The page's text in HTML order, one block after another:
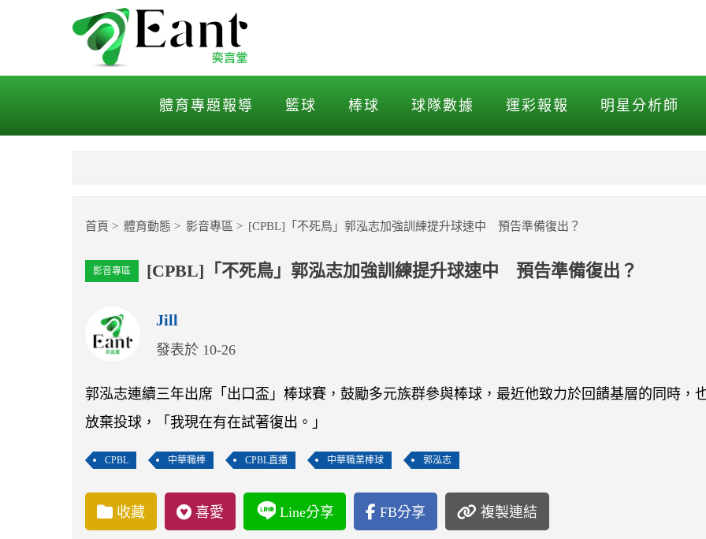
[CPBL]「不死鳥」郭泓志加強訓練提升球速中 預告準
體育專題報導 籃球 棒球 球隊數據 運彩報報 明星分析師
首頁 體育動態 影音專區 [CPBL]「不死鳥」郭泓志加強訓練提升球速中 預告準備復出？
影音專區 [CPBL]「不死鳥」郭泓志加強訓練提升球速中 預告準備復出？
Jill
發表於 10-26
郭泓志連續三年出席「出口盃」棒球賽，鼓勵多元族群參與棒球，最近他致力於回饋基層的同時，
放棄投球，「我現在有在試著復出。」
CPBL 中華職棒 CPBL直播 中華職業棒球 郭泓志
收藏 喜愛 Line分享 FB分享 複製連結